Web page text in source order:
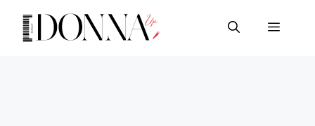
contenuto
Menu